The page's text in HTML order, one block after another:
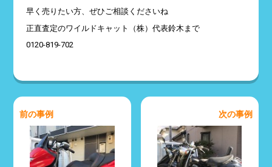
早く売りたい方、ぜひご相談くださいね
正直査定のワイルドキャット（株）代表鈴木まで
0120-819-702
前の事例 次の事例